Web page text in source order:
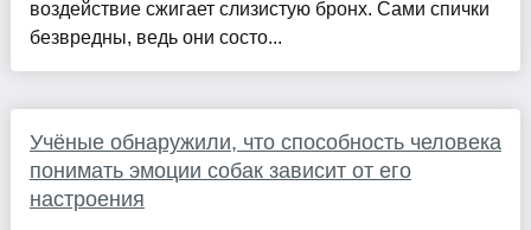
воздействие сжигает слизистую бронх. Сами спички
безвредны, ведь они состо...
Учёные обнаружили, что способность человека
понимать эмоции собак зависит от его
настроения